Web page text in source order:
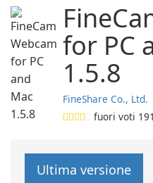
for PC
1.5.8
FineShare Co., Ltd.
fuori voti 191
Ultima versione